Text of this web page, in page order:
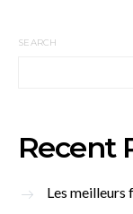
SEARCH
Recent
Les meilleurs